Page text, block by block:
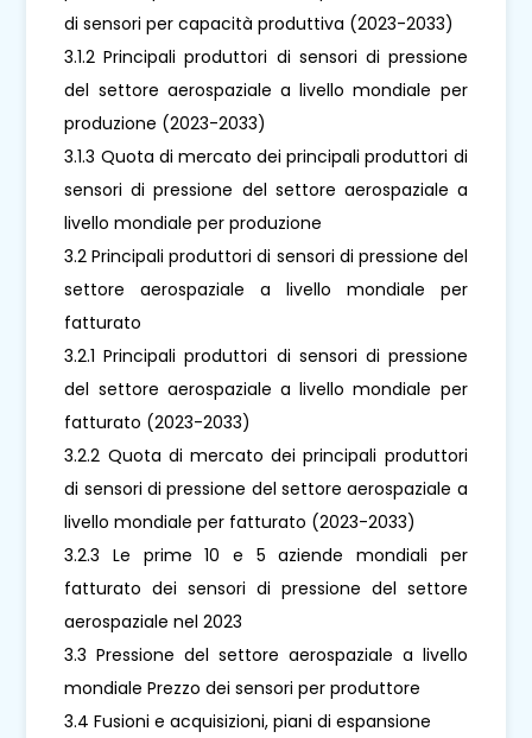
di sensori per capacità produttiva (2023-2033)
3.1.2 Principali produttori di sensori di pressione
del settore aerospaziale a livello mondiale per
produzione (2023-2033)
3.1.3 Quota di mercato dei principali produttori di
sensori di pressione del settore aerospaziale a
livello mondiale per produzione
3.2 Principali produttori di sensori di pressione del
settore aerospaziale a livello mondiale per
fatturato
3.2.1 Principali produttori di sensori di pressione
del settore aerospaziale a livello mondiale per
fatturato (2023-2033)
3.2.2 Quota di mercato dei principali produttori
di sensori di pressione del settore aerospaziale a
livello mondiale per fatturato (2023-2033)
3.2.3 Le prime 10 e 5 aziende mondiali per
fatturato dei sensori di pressione del settore
aerospaziale nel 2023
3.3 Pressione del settore aerospaziale a livello
mondiale Prezzo dei sensori per produttore
3.4 Fusioni e acquisizioni, piani di espansione